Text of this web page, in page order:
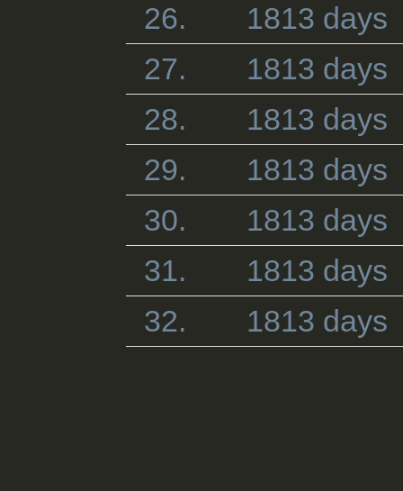
26.
1813 days
27.
1813 days
28.
1813 days
29.
1813 days
30.
1813 days
31.
1813 days
32.
1813 days